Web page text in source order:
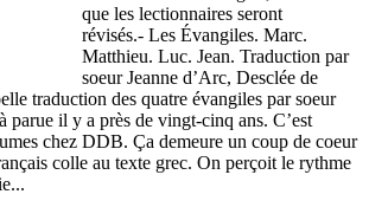
que les lectionnaires seront
révisés.- Les Évangiles. Marc.
Matthieu. Luc. Jean. Traduction par
soeur Jeanne d’Arc, Desclée de
traduction des quatre évangiles par soeur
parue il y a près de vingt-cinq ans. C’est
chez DDB. Ça demeure un coup de coeur
colle au texte grec. On perçoit le rythme